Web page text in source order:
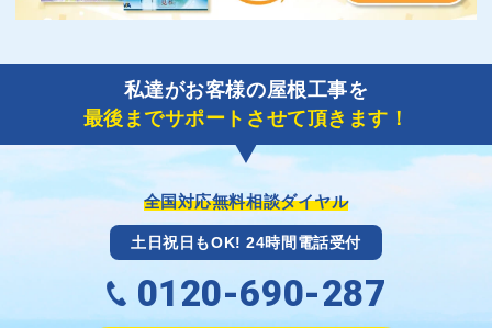
私達がお客様の屋根工事を
最後までサポートさせて頂きます！
全国対応無料相談ダイヤル
土日祝日もOK! 24時間電話受付
0120-690-287